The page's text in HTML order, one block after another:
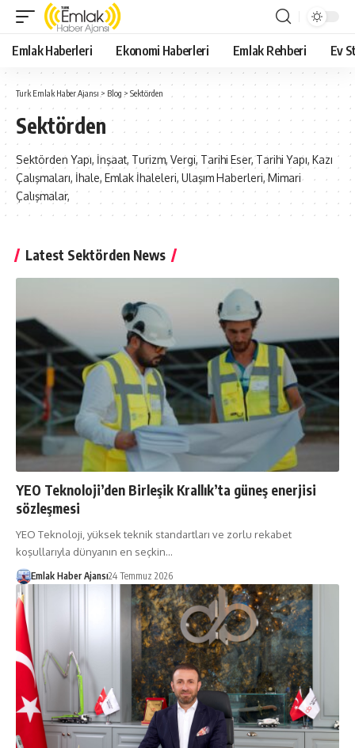
Emlak Haberleri Ekonomi Haberleri Emlak Rehberi Ev
Turk Emlak Haber Ajansı > Blog > Sektörden
Sektörden
Sektörden Yapı, İnşaat, Turizm, Vergi, Tarihi Eser, Tarihi Yapı, Kazı
Çalışmaları, İhale, Emlak İhaleleri, Ulaşım Haberleri, Mimari
Çalışmalar,
Latest Sektörden News
YEO Teknoloji’den Birleşik Krallık’ta güneş enerjisi
sözleşmesi
YEO Teknoloji, yüksek teknik standartları ve zorlu rekabet
koşullarıyla dünyanın en seçkin…
Emlak Haber Ajansı24 Temmuz 2026